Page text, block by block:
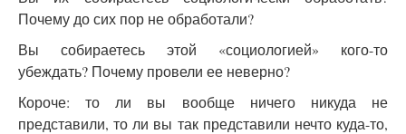
Почему до сих пор не обработали?
Вы собираетесь этой «социологией» кого-то
убеждать? Почему провели ее неверно?
Короче: то ли вы вообще ничего никуда не
представили, то ли вы так представили нечто куда-то,